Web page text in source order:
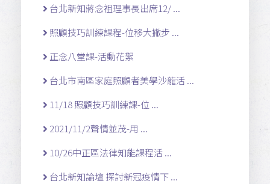
台北新知蔣念祖理事長出席12/ ...
照顧技巧訓練課程-位移大撇步 ...
正念八堂課-活動花絮
台北市南區家庭照顧者美學沙龍活 ...
11/18 照顧技巧訓練課-位 ...
2021/11/2聲情並茂-用 ...
10/26中正區法律知能課程活 ...
台北新知論壇 探討新冠疫情下 ...